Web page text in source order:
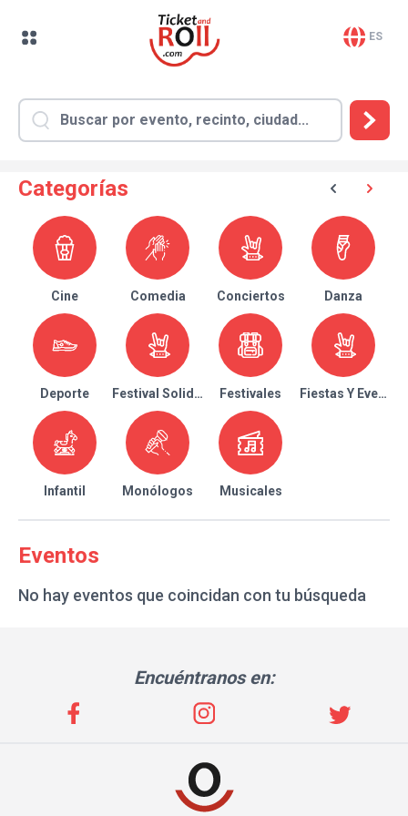
ES
Categorías
Cine Comedia Conciertos Danza
Deporte Festival Solidario Festivales Fiestas Y Eventos
Infantil Monólogos Musicales
Eventos
No hay eventos que coincidan con tu búsqueda
Encuéntranos en: